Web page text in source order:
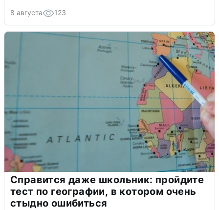
8 августа 123
Справится даже школьник: пройдите
тест по географии, в котором очень
стыдно ошибиться